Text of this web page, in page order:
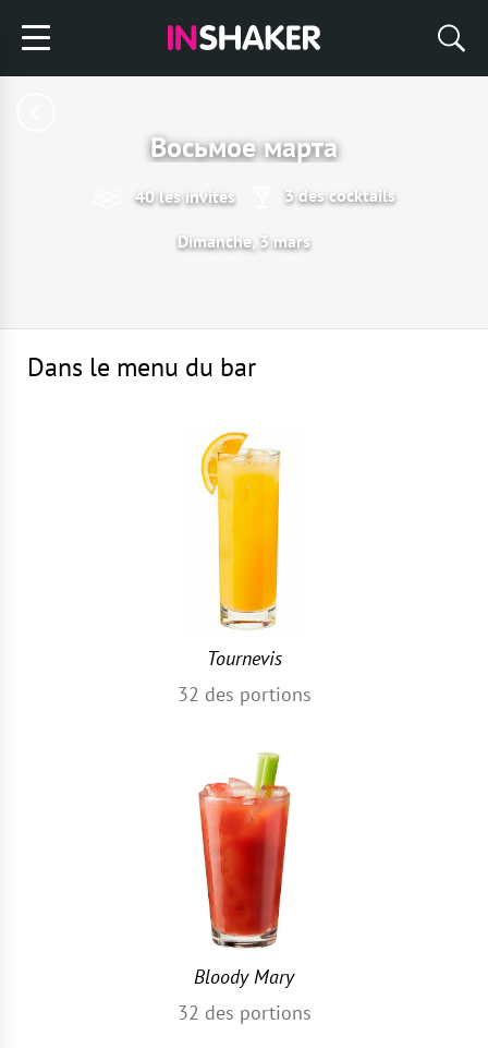
Восьмое марта
40 les invités 3 des cocktails
Dimanche, 3 mars
Dans le menu du bar
Tournevis
32 des portions
Bloody Mary
32 des portions